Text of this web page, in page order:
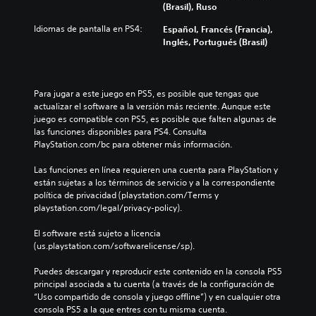
(Brasil), Ruso
Idiomas de pantalla en PS4:
Español, Francés (Francia),
Inglés, Portugués (Brasil)
Para jugar a este juego en PS5, es posible que tengas que
actualizar el software a la versión más reciente. Aunque este
juego es compatible con PS5, es posible que falten algunas de
las funciones disponibles para PS4. Consulta
PlayStation.com/bc para obtener más información.
Las funciones en línea requieren una cuenta para PlayStation y
están sujetas a los términos de servicio y a la correspondiente
política de privacidad (playstation.com/Terms y
playstation.com/legal/privacy-policy).
El software está sujeto a licencia
(us.playstation.com/softwarelicense/sp).
Puedes descargar y reproducir este contenido en la consola PS5
principal asociada a tu cuenta (a través de la configuración de
“Uso compartido de consola y juego offline”) y en cualquier otra
consola PS5 a la que entres con tu misma cuenta.